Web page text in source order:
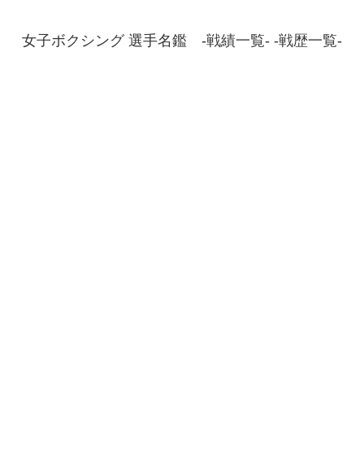
女子ボクシング 選手名鑑 -戦績一覧- -戦歴一覧-